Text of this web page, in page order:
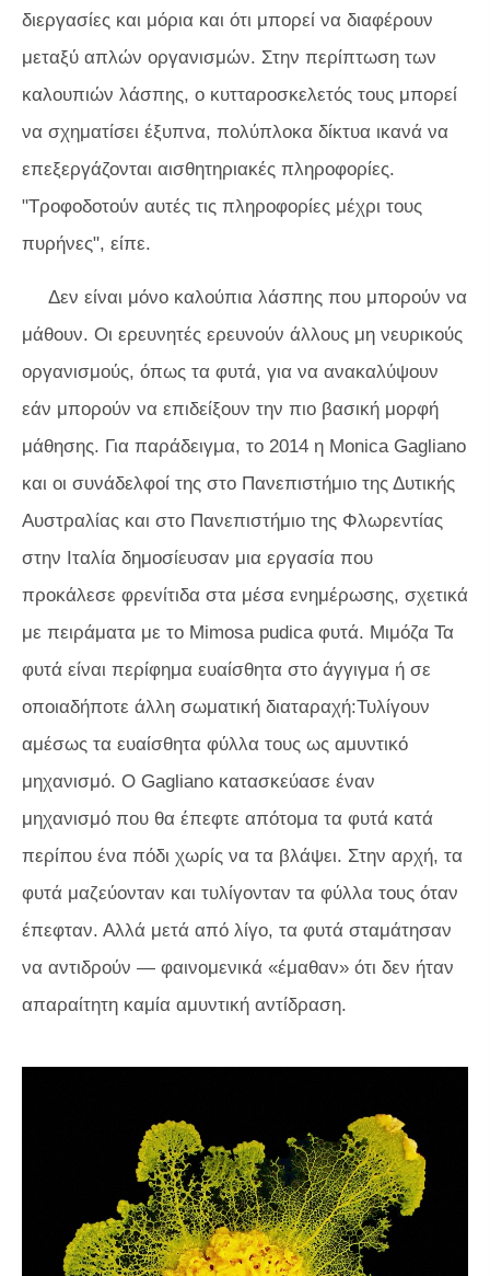
διεργασίες και μόρια και ότι μπορεί να διαφέρουν
μεταξύ απλών οργανισμών. Στην περίπτωση των
καλουπιών λάσπης, ο κυτταροσκελετός τους μπορεί
να σχηματίσει έξυπνα, πολύπλοκα δίκτυα ικανά να
επεξεργάζονται αισθητηριακές πληροφορίες.
"Τροφοδοτούν αυτές τις πληροφορίες μέχρι τους
πυρήνες", είπε.
Δεν είναι μόνο καλούπια λάσπης που μπορούν να
μάθουν. Οι ερευνητές ερευνούν άλλους μη νευρικούς
οργανισμούς, όπως τα φυτά, για να ανακαλύψουν
εάν μπορούν να επιδείξουν την πιο βασική μορφή
μάθησης. Για παράδειγμα, το 2014 η Monica Gagliano
και οι συνάδελφοί της στο Πανεπιστήμιο της Δυτικής
Αυστραλίας και στο Πανεπιστήμιο της Φλωρεντίας
στην Ιταλία δημοσίευσαν μια εργασία που
προκάλεσε φρενίτιδα στα μέσα ενημέρωσης, σχετικά
με πειράματα με το Mimosa pudicaφυτά. Μιμόζα Τα
φυτά είναι περίφημα ευαίσθητα στο άγγιγμα ή σε
οποιαδήποτε άλλη σωματική διαταραχή:Τυλίγουν
αμέσως τα ευαίσθητα φύλλα τους ως αμυντικό
μηχανισμό. Ο Gagliano κατασκεύασε έναν
μηχανισμό που θα έπεφτε απότομα τα φυτά κατά
περίπου ένα πόδι χωρίς να τα βλάψει. Στην αρχή, τα
φυτά μαζεύονταν και τυλίγονταν τα φύλλα τους όταν
έπεφταν. Αλλά μετά από λίγο, τα φυτά σταμάτησαν
να αντιδρούν — φαινομενικά «έμαθαν» ότι δεν ήταν
απαραίτητη καμία αμυντική αντίδραση.